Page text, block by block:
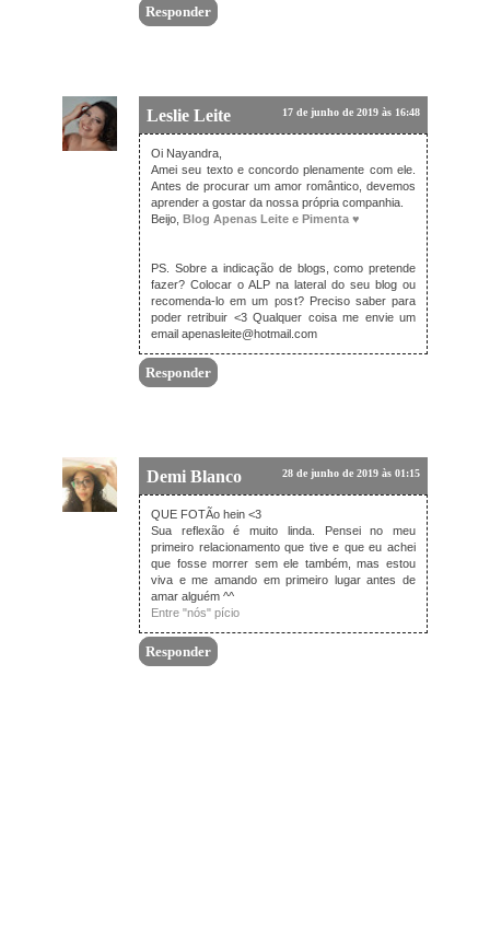
Responder
Leslie Leite 17 de junho de 2019 às 16:48
Oi Nayandra,
Amei seu texto e concordo plenamente com ele.
Antes de procurar um amor romântico, devemos
aprender a gostar da nossa própria companhia.
Beijo, Blog Apenas Leite e Pimenta ♥
PS. Sobre a indicação de blogs, como pretende
fazer? Colocar o ALP na lateral do seu blog ou
recomenda-lo em um post? Preciso saber para
poder retribuir <3 Qualquer coisa me envie um
email apenasleite@hotmail.com
Responder
Demi Blanco 28 de junho de 2019 às 01:15
QUE FOTÃo hein <3
Sua reflexão é muito linda. Pensei no meu
primeiro relacionamento que tive e que eu achei
que fosse morrer sem ele também, mas estou
viva e me amando em primeiro lugar antes de
amar alguém ^^
Entre "nós" pício
Responder